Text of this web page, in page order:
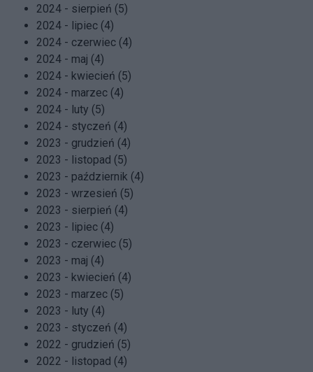
2024 - sierpień (5)
2024 - lipiec (4)
2024 - czerwiec (4)
2024 - maj (4)
2024 - kwiecień (5)
2024 - marzec (4)
2024 - luty (5)
2024 - styczeń (4)
2023 - grudzień (4)
2023 - listopad (5)
2023 - październik (4)
2023 - wrzesień (5)
2023 - sierpień (4)
2023 - lipiec (4)
2023 - czerwiec (5)
2023 - maj (4)
2023 - kwiecień (4)
2023 - marzec (5)
2023 - luty (4)
2023 - styczeń (4)
2022 - grudzień (5)
2022 - listopad (4)